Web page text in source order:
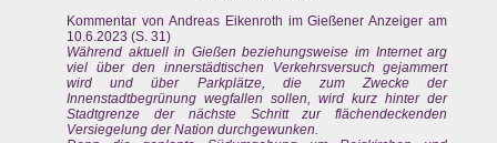
Kommentar von Andreas Eikenroth im Gießener Anzeiger am
10.6.2023 (S. 31)
Während aktuell in Gießen beziehungsweise im Internet arg
viel über den innerstädtischen Verkehrsversuch gejammert
wird und über Parkplätze, die zum Zwecke der
Innenstadtbegrünung wegfallen sollen, wird kurz hinter der
Stadtgrenze der nächste Schritt zur flächendeckenden
Versiegelung der Nation durchgewunken.